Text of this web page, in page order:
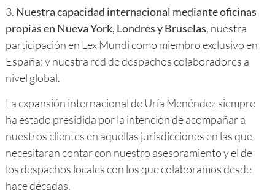
3. Nuestra capacidad internacional mediante oficinas
propias en Nueva York, Londres y Bruselas, nuestra
participación en Lex Mundi como miembro exclusivo en
España; y nuestra red de despachos colaboradores a
nivel global.
La expansión internacional de Uría Menéndez siempre
ha estado presidida por la intención de acompañar a
nuestros clientes en aquellas jurisdicciones en las que
necesitaran contar con nuestro asesoramiento y el de
los despachos locales con los que colaboramos desde
hace décadas.